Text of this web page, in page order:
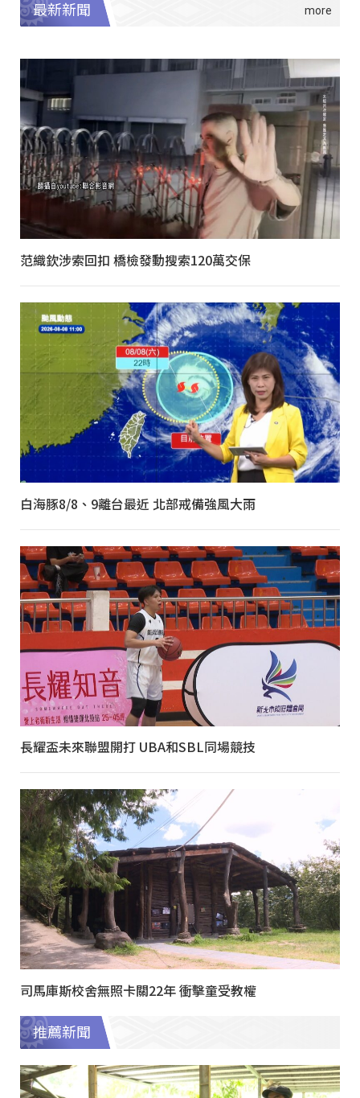
最新新聞
范織欽涉索回扣 橋檢發動搜索120萬交保
白海豚8/8、9離台最近 北部戒備強風大雨
長耀盃未來聯盟開打 UBA和SBL同場競技
司馬庫斯校舍無照卡關22年 衝擊童受教權
推薦新聞